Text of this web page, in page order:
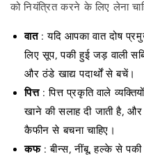
को नियंत्रित करने के लिए लेना
वात : यदि आपका वात दोष
लिए सूप, पकी हुई जड़ वाली
और ठंडे खाद्य पदार्थों से बचें।
पित्त : पित्त प्रकृति वाले
खाने की सलाह दी जाती है,
कैफीन से बचना चाहिए।
कफ : बीन्स, नींबू, हल्के से पकी